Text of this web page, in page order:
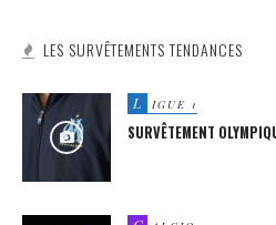
LES SURVÊTEMENTS TENDANCES
L IGUE 1
SURVÊTEMENT